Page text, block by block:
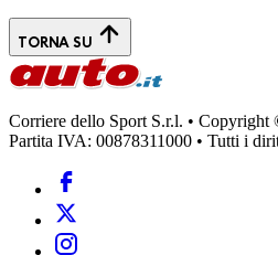
TORNA SU
Corriere dello Sport S.r.l. • Copyright
Partita IVA: 00878311000 • Tutti i